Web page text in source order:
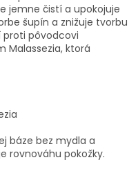
jemne čistí a upokojuje
šupín a znižuje tvorbu
proti pôvodcovi
Malassezia, ktorá
báze bez mydla a
rovnováhu pokožky.